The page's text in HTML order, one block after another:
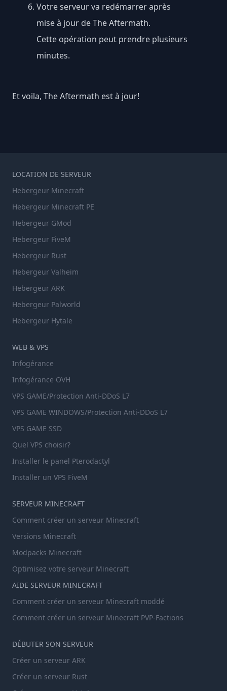
Votre serveur va redémarrer après
mise à jour de The Aftermath.
Cette opération peut prendre plusieurs
minutes.
Et voila, The Aftermath est à jour!
LOCATION DE SERVEUR
Hebergeur Minecraft
Hebergeur Minecraft PE
Hebergeur GMod
Hebergeur FiveM
Hebergeur Rust
Hebergeur Valheim
Hebergeur ARK
Hebergeur Palworld
Hebergeur Hytale
WEB & VPS
Infogérance
Infogérance OVH
VPS GAME/Protection Anti-DDoS L7
VPS GAME WINDOWS/Protection Anti-DDoS L7
VPS GAME SSD
Quel VPS choisir?
Installer le panel Pterodactyl
Installer un VPS FiveM
SERVEUR MINECRAFT
Comment créer un serveur Minecraft
Versions Minecraft
Modpacks Minecraft
Optimisez votre serveur Minecraft
AIDE SERVEUR MINECRAFT
Comment créer un serveur Minecraft moddé
Comment créer un serveur Minecraft PVP-Factions
DÉBUTER SON SERVEUR
Créer un serveur ARK
Créer un serveur Rust